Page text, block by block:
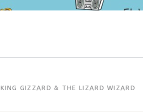
KING GIZZARD & THE LIZARD WIZARD